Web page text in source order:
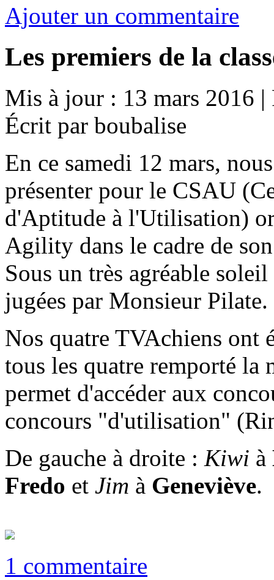
Ajouter un commentaire
Les premiers de la
Mis à jour : 13 mars 2016 |
Écrit par boubalise
En ce samedi 12 mars,
présenter pour le CSAU
d'Aptitude à l'Utilisation)
Agility dans le cadre de
Sous un très agréable
jugées par Monsieur Pilate.
Nos quatre TVAchiens ont
tous les quatre remporté
permet d'accéder aux
concours "d'utilisation"
De gauche à droite : Kiwi à
Fredo et Jim à Geneviève.
1 commentaire